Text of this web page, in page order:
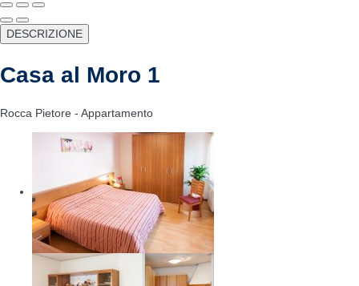
DESCRIZIONE
Casa al Moro 1
Rocca Pietore - Appartamento